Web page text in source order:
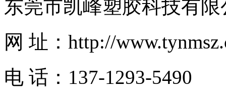
东莞市凯峰塑胶科技有限
网 址：http://
电 话：137-1293-5490